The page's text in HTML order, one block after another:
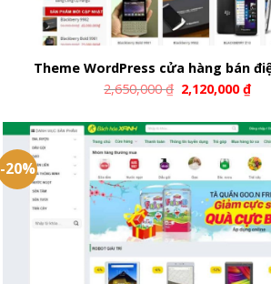
Theme WordPress cửa hàng bán
2,650,000₫ 2,120,000₫
-20%